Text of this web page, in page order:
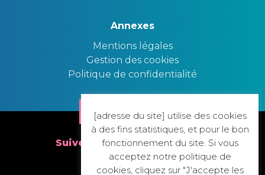
Annexes
Mentions légales
Gestion des cookies
Politique de confidentialité
Nous contacter
Suivez nous sur nos réseaux
[adresse du site] utilise des cookies
à des fins statistiques, et pour le bon
fonctionnement du site. Si vous
acceptez notre politique de
cookies, cliquez sur "J'accepte les